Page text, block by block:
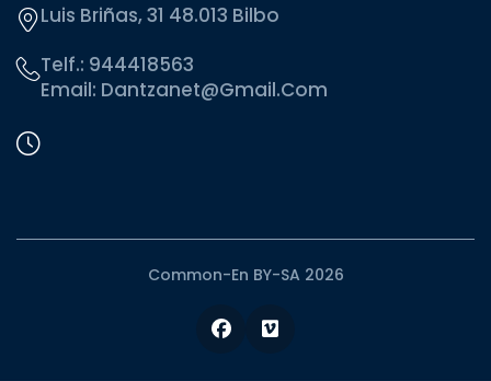
Luis Briñas, 31 48.013 Bilbo
Telf.: 944418563
Email: Dantzanet@gmail.com
Common-En BY-SA 2026
Facebook
Vimeo